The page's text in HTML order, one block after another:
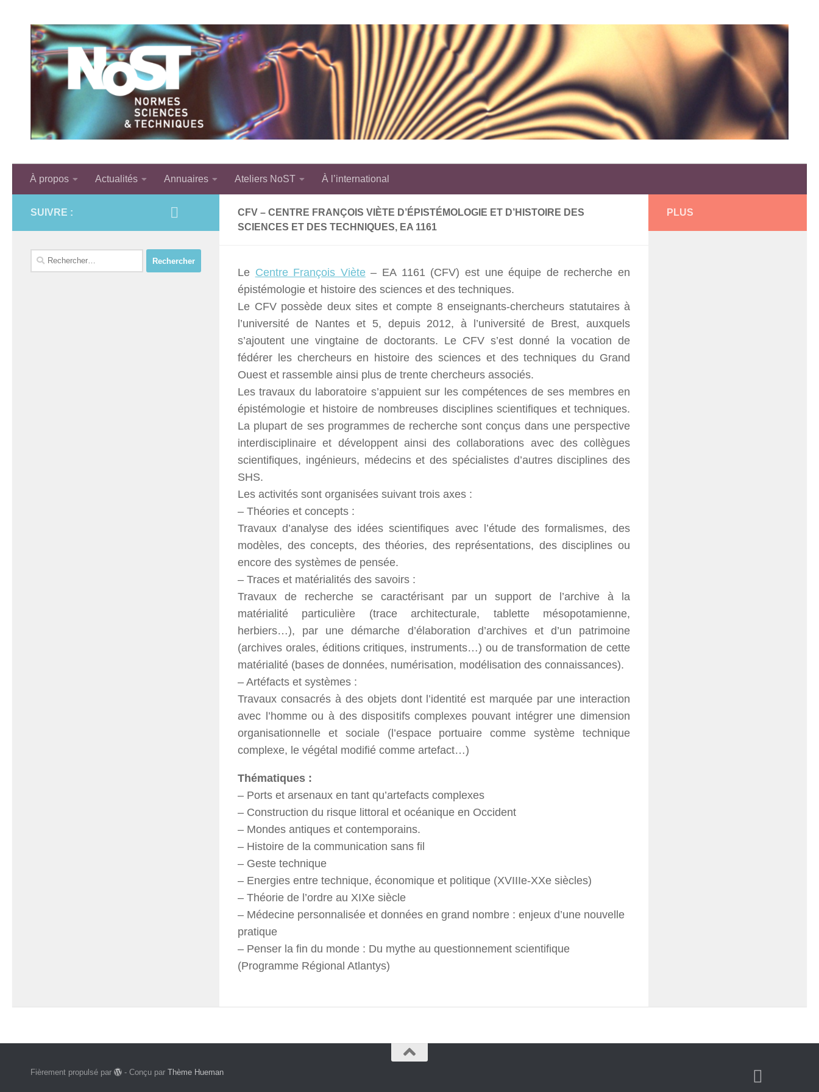
À propos Actualités Annuaires Ateliers NoST À l’international
CFV – CENTRE FRANÇOIS VIÈTE D’ÉPISTÉMOLOGIE ET D’HISTOIRE DES
SCIENCES ET DES TECHNIQUES, EA 1161
Le Centre François Viète– EA 1161 (CFV) est une équipe de recherche en
épistémologie et histoire des sciences et des techniques.
Le CFV possède deux sites et compte 8 enseignants-chercheurs statutaires à
l’université de Nantes et 5, depuis 2012, à l’université de Brest, auxquels
s’ajoutent une vingtaine de doctorants. Le CFV s’est donné la vocation de
fédérer les chercheurs en histoire des sciences et des techniques du Grand
Ouest et rassemble ainsi plus de trente chercheurs associés.
Les travaux du laboratoire s’appuient sur les compétences de ses membres en
épistémologie et histoire de nombreuses disciplines scientifiques et techniques.
La plupart de ses programmes de recherche sont conçus dans une perspective
interdisciplinaire et développent ainsi des collaborations avec des collègues
scientifiques, ingénieurs, médecins et des spécialistes d’autres disciplines des
SHS.
Les activités sont organisées suivant trois axes :
– Théories et concepts :
Travaux d’analyse des idées scientifiques avec l’étude des formalismes, des
modèles, des concepts, des théories, des représentations, des disciplines ou
encore des systèmes de pensée.
– Traces et matérialités des savoirs :
Travaux de recherche se caractérisant par un support de l’archive à la
matérialité particulière (trace architecturale, tablette mésopotamienne,
herbiers…), par une démarche d’élaboration d’archives et d’un patrimoine
(archives orales, éditions critiques, instruments…) ou de transformation de cette
matérialité (bases de données, numérisation, modélisation des connaissances).
– Artéfacts et systèmes :
Travaux consacrés à des objets dont l’identité est marquée par une interaction
avec l’homme ou à des dispositifs complexes pouvant intégrer une dimension
organisationnelle et sociale (l’espace portuaire comme système technique
complexe, le végétal modifié comme artefact…)
Thématiques :
– Ports et arsenaux en tant qu’artefacts complexes
– Construction du risque littoral et océanique en Occident
– Mondes antiques et contemporains.
– Histoire de la communication sans fil
– Geste technique
– Energies entre technique, économique et politique (XVIIIe-XXe siècles)
– Théorie de l’ordre au XIXe siècle
– Médecine personnalisée et données en grand nombre : enjeux d’une nouvelle
pratique
– Penser la fin du monde : Du mythe au questionnement scientifique
(Programme Régional Atlantys)
SUIVRE :
Rechercher :
PLUS
Fièrement propulsé par - Conçu parThème Hueman